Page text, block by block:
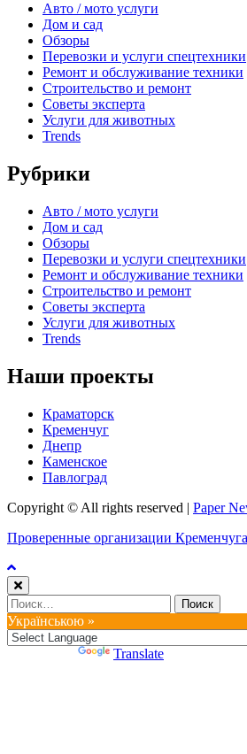
Авто / мото услуги
Дом и сад
Обзоры
Перевозки и услуги спецтехники
Ремонт и обслуживание техники
Строительство и ремонт
Советы эксперта
Услуги для животных
Trends
Рубрики
Авто / мото услуги
Дом и сад
Обзоры
Перевозки и услуги спецтехники
Ремонт и обслуживание техники
Строительство и ремонт
Советы эксперта
Услуги для животных
Trends
Наши проекты
Краматорск
Кременчуг
Днепр
Каменское
Павлоград
Copyright © All rights reserved | Paper
Проверенные организации Кременчуга
Найти:
Українською »
Translate